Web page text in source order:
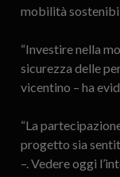
mobilità
“Investire nella
sicurezza delle
vicentino – ha
“La
progetto sia
–. Vedere oggi